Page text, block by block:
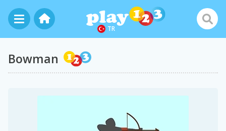
TR
Bowman